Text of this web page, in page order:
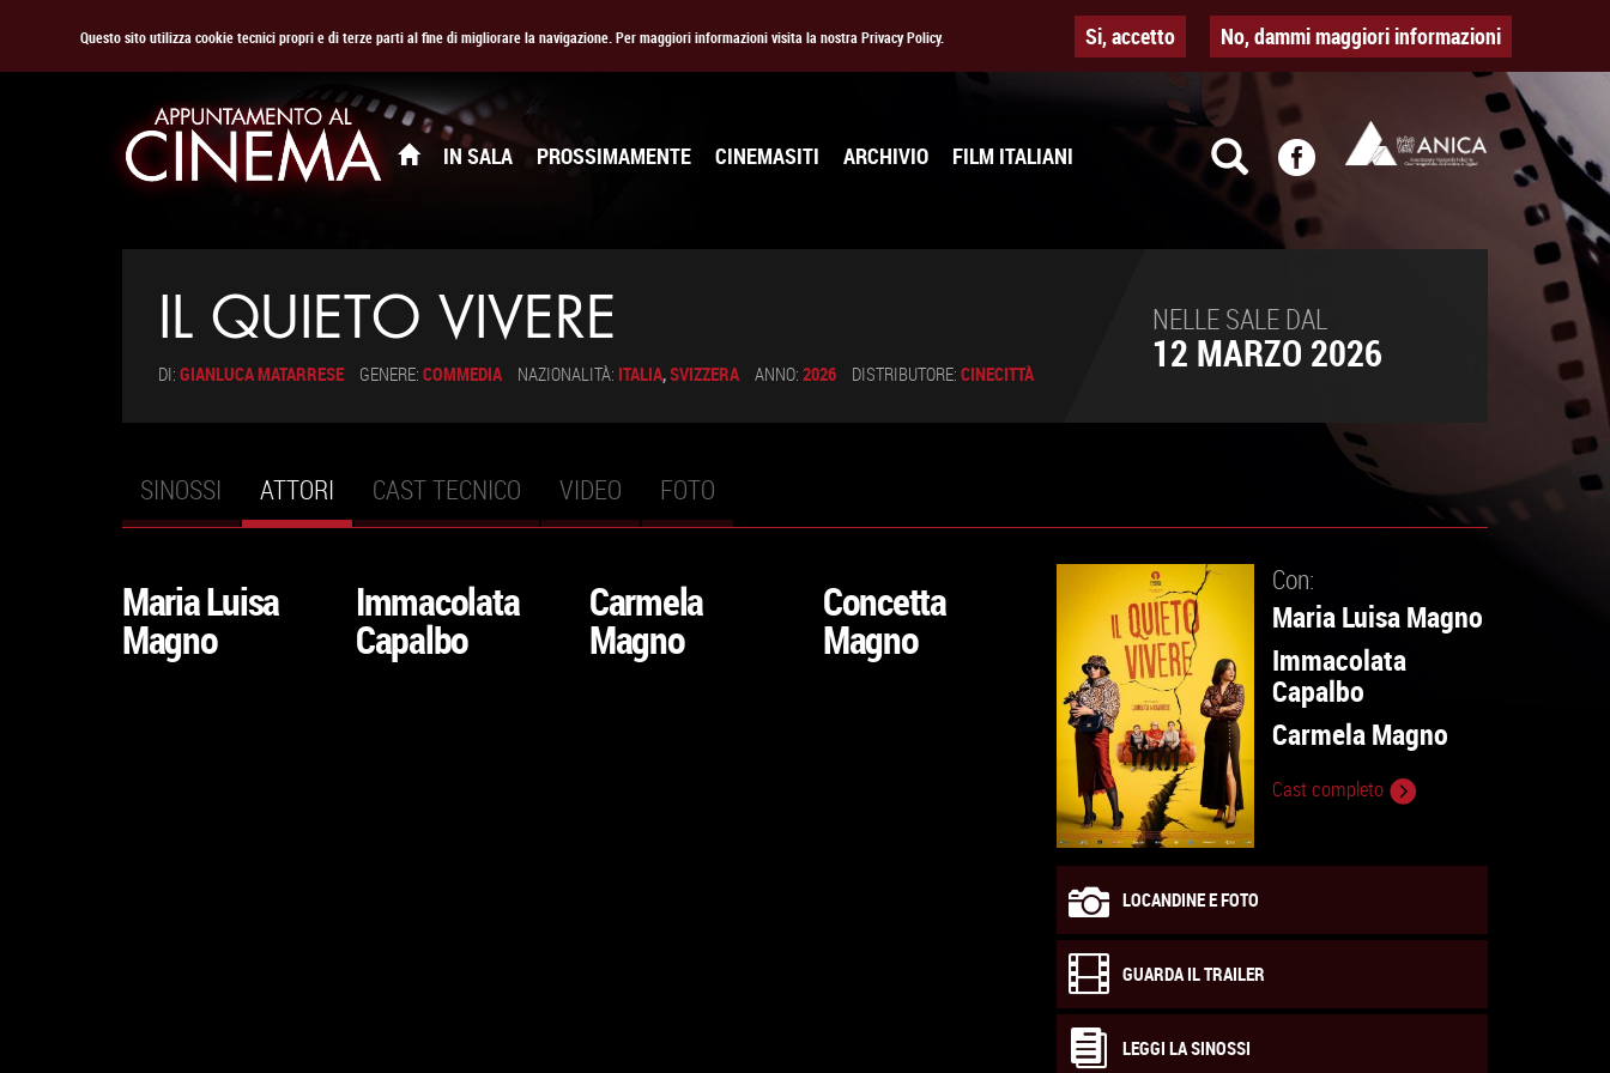
Questo sito utilizza cookie tecnici propri e di terze parti al fine di migliorare la navigazione. Per maggiori informazioni visita la nostra Privacy Policy. Si, accetto No, dammi maggiori informazioni
IN SALA PROSSIMAMENTE CINEMASITI ARCHIVIO FILM ITALIANI
IL QUIETO VIVERE
DI: GIANLUCA MATARRESE GENERE: COMMEDIA NAZIONALITÀ: ITALIA,SVIZZERA ANNO: 2026 DISTRIBUTORE: CINECITTÀ
NELLE SALE DAL
12 MARZO 2026
Schede primarie
SINOSSI ATTORI (SCHEDA
ATTIVA)
CAST TECNICO VIDEO FOTO
SCHEDA
Maria Luisa
Magno
SCHEDA
Immacolata
Capalbo
SCHEDA
Carmela
Magno
SCHEDA
Concetta
Magno
Con:
Maria Luisa Magno
Immacolata
Capalbo
Carmela Magno
Cast completo
LOCANDINE E FOTO
GUARDA IL TRAILER
LEGGI LA SINOSSI